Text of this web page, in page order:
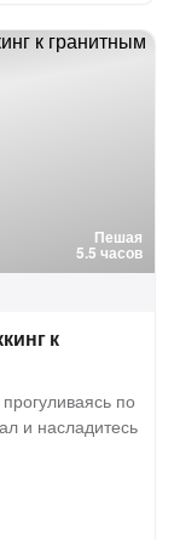
Пешая
5.5 часов
к
по
и насладитесь